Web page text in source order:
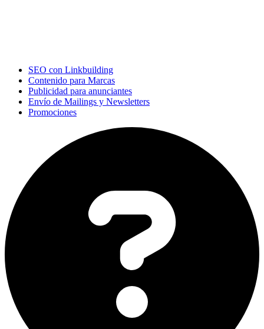
SEO con Linkbuilding
Contenido para Marcas
Publicidad para anunciantes
Envío de Mailings y Newsletters
Promociones